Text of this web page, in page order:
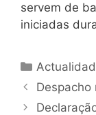
servem de
iniciadas
Categorias
Navegação
de
Despacho